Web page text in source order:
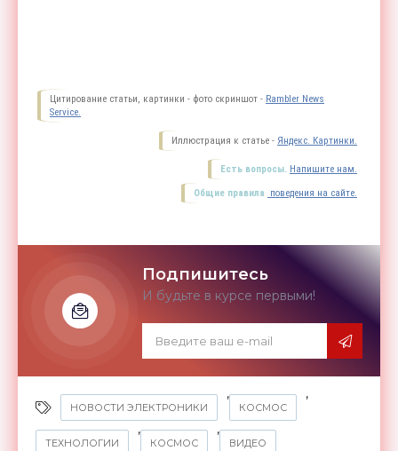
Цитирование статьи, картинки - фото скриншот - Rambler News
Service.
Иллюстрация к статье - Яндекс. Картинки.
Есть вопросы. Напишите нам.
Общие правила поведения на сайте.
Подпишитесь
И будьте в курсе первыми!
НОВОСТИ ЭЛЕКТРОНИКИ
,
КОСМОС
,
ТЕХНОЛОГИИ
,
КОСМОС
,
ВИДЕО